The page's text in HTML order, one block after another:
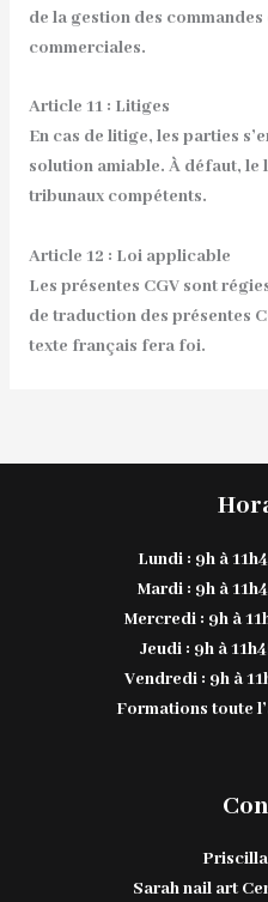
de la gestion des
commerciales.
Article 11 : Litiges
En cas de litige, les parties
solution amiable. À défaut, le
tribunaux compétents.
Article 12 : Loi applicable
Les présentes CGV sont
de traduction des présentes
texte français fera foi.
Lundi : 9h à
Mardi : 9h à
Mercredi : 9h à
Jeudi : 9h à
Vendredi : 9h à
Formations toute
Sarah nail art